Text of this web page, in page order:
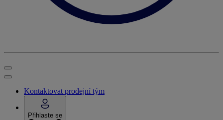
Kontaktovat prodejní tým
Přihlaste se